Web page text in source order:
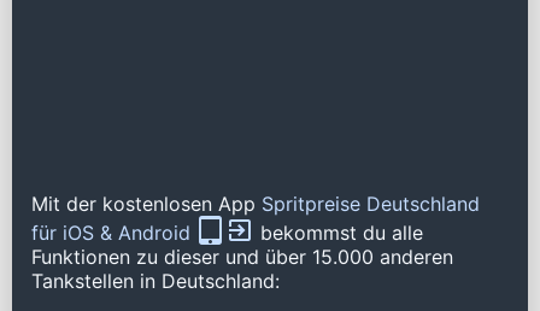
Mit der kostenlosen App Spritpreise Deutschland
für iOS & Android
bekommst du alle
Funktionen zu dieser und über 15.000 anderen
Tankstellen in Deutschland: